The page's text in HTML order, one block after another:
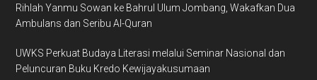
Rihlah Yanmu Sowan ke Bahrul Ulum Jombang, Wakafkan Dua
Ambulans dan Seribu Al-Quran
UWKS Perkuat Budaya Literasi melalui Seminar Nasional dan
Peluncuran Buku Kredo Kewijayakusumaan